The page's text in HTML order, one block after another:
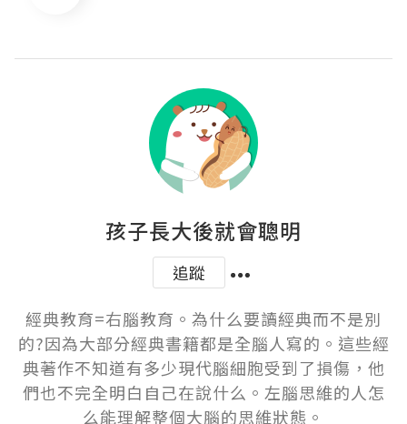
孩子長大後就會聰明
追蹤
經典教育=右腦教育。為什么要讀經典而不是別
的?因為大部分經典書籍都是全腦人寫的。這些經
典著作不知道有多少現代腦細胞受到了損傷，他
們也不完全明白自己在說什么。左腦思維的人怎
么能理解整個大腦的思維狀態。